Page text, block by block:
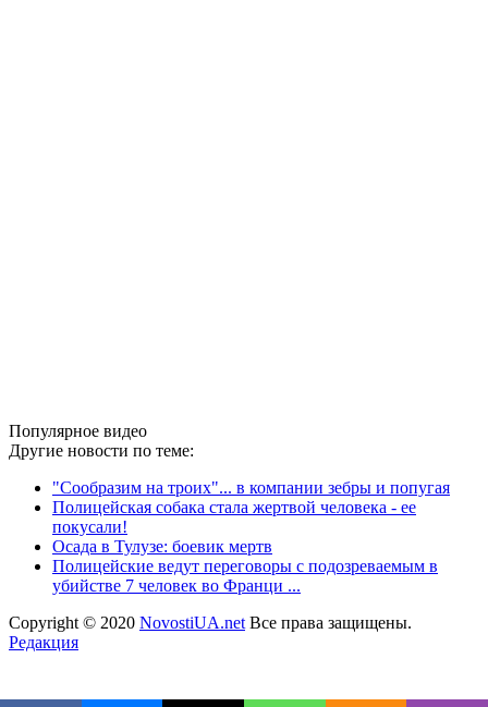
Популярное видео
Другие новости по теме:
"Сообразим на троих"... в компании зебры и попугая
Полицейская собака стала жертвой человека - ее
покусали!
Осада в Тулузе: боевик мертв
Полицейские ведут переговоры с подозреваемым в
убийстве 7 человек во Франци ...
Copyright © 2020 NovostiUA.net Все права защищены.
Редакция